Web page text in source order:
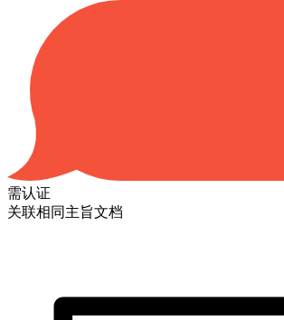
需认证
关联相同主旨文档